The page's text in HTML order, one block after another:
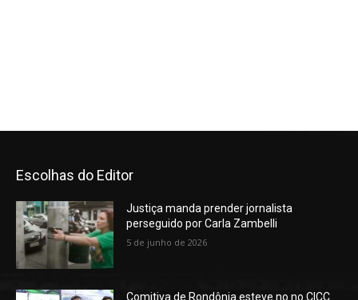
Escolhas do Editor
Justiça manda prender jornalista
perseguido por Carla Zambelli
5 de junho de 2026
Comitiva de Rondônia esteve no no CICC